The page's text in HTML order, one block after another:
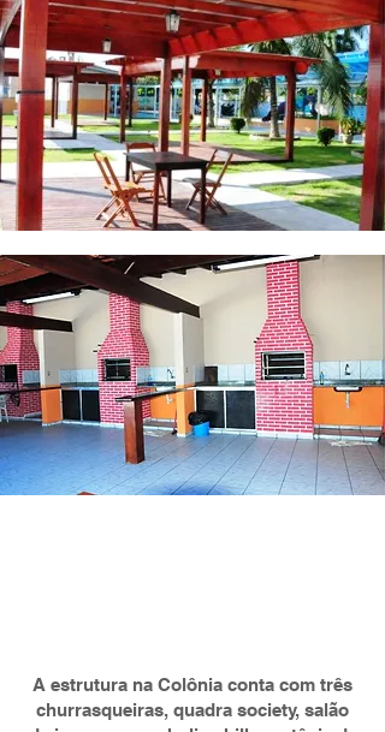
A estrutura na Colônia conta com três
churrasqueiras, quadra society, salão